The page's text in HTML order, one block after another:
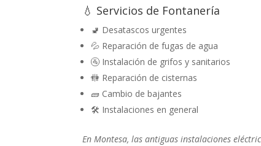
💧 Servicios de Fontanería
🚽 Desatascos urgentes
💦 Reparación de fugas de agua
🚰 Instalación de grifos y sanitarios
🚻 Reparación de cisternas
🧱 Cambio de bajantes
🛠️ Instalaciones en general
En Montesa, las antiguas instalaciones